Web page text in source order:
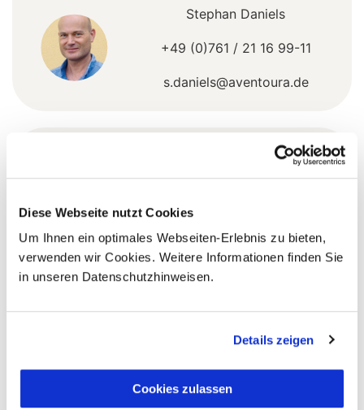
Diese Webseite nutzt Cookies
Um Ihnen ein optimales Webseiten-Erlebnis zu bieten,
verwenden wir Cookies. Weitere Informationen finden Sie
in unseren Datenschutzhinweisen.
Details zeigen
Cookies zulassen
Stephan Daniels
+49 (0)761 / 21 16 99-11
s.daniels@aventoura.de
5 Gründe warum Sie mit Ihrer Buchung bei uns
1
Fernreisespezialist mit über
25 Jahren Erfahrung!
Persönliche Beratung durch
Länderspezialisten.